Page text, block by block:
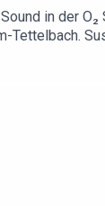
in der
Tettelbach.